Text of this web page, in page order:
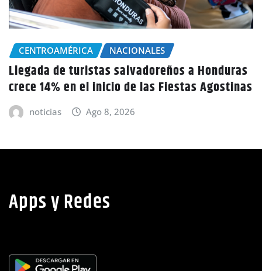
INTERNACIONALES
Fallece Jorge Messi, padre de Lionel Messi, a
los 68 años
noticias Ago 8, 2026
Apps y Redes